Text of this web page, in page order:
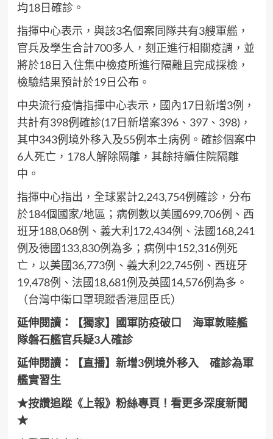
均18日確診。
指揮中心表示，與該3名個案同隊共有3艘軍艦，
官兵及學生合計700多人，刻正進行相關疫調，並
將於18日入住集中檢疫所進行隔離且完成採檢，
檢驗結果預計於19日公布。
中央流行疫情指揮中心表示，國內17日新增3例，
共計有398例確診(17日新增案396、397、398)，
其中343例境外移入及55例本土病例。確診個案中
6人死亡，178人解除隔離，其餘持續住院隔離
中。
指揮中心指出，全球累計2,243,754例確診，分布
於184個國家/地區；病例數以美國699,706例、西
班牙188,068例、義大利172,434例、法國168,241
例及德國133,830例為多；病例中152,316例死
亡，以美國36,773例、義大利22,745例、西班牙
19,478例、法國18,681例及英國14,576例為多。
（台灣中衛口罩現蹤香港屈臣氏）
延伸閱讀：
【獨家】國軍防疫破口 海軍敦睦艦
隊磐石艦官兵疑3人確診
延伸閱讀：
【直播】新增3例境外移入 確診為軍
艦實習生
★按讚追蹤《上報》粉絲專頁！看更多深度新聞
★